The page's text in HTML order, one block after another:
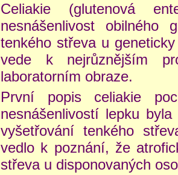
Celiakie (glutenová
nesnášenlivost obilného
tenkého střeva u
vede k nejrůznějším
laboratorním obraze.
První popis celiakie
nesnášenlivostí lepku
vyšetřování tenkého
vedlo k poznání, že
střeva u disponovaných